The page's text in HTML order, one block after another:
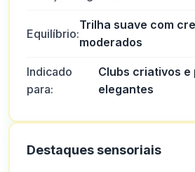
Equilíbrio:
Trilha suave com
moderados
Indicado
para:
Clubs criativos e
elegantes
Destaques sensoriais